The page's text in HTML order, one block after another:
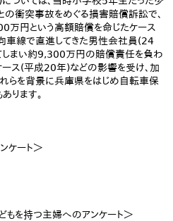
衝突事故をめぐる損害賠償訴訟で、
円という高額賠償を命じたケース
車線で直進してきた男性会社員(24
しまい約9,300万円の賠償責任を負わ
ース(平成20年)などの影響を受け、加
れらを背景に兵庫県をはじめ自転車保
ります。
ケート＞
を持つ主婦へのアンケート＞